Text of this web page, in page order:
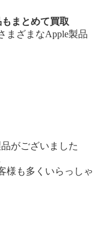
まとめて買取
まざまなApple製品
がございました
様も多くいらっしゃ